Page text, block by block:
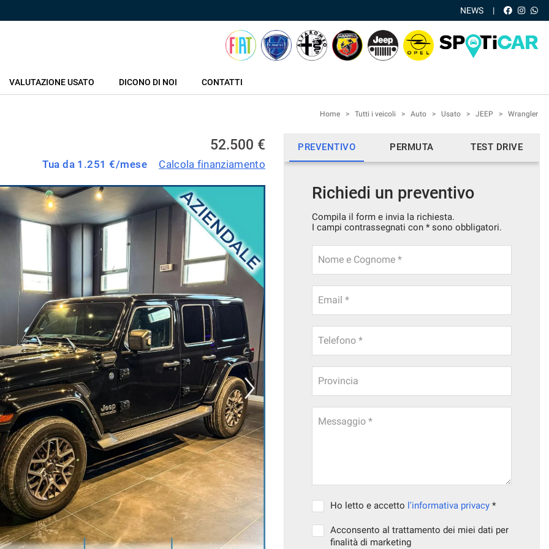
NEWS
VALUTAZIONE USATO DICONO DI NOI CONTATTI
Home > Tutti i veicoli > Auto > Usato > JEEP > Wrangler
52.500 €
Tua da 1.251 €/mese Calcola finanziamento
PREVENTIVO PERMUTA TEST DRIVE
Richiedi un preventivo
Compila il form e invia la richiesta.
I campi contrassegnati con * sono obbligatori.
Nome e Cognome *
Email *
Telefono *
Provincia
Messaggio *
Ho letto e accetto l'informativa privacy *
Acconsento al trattamento dei miei dati per
finalità di marketing